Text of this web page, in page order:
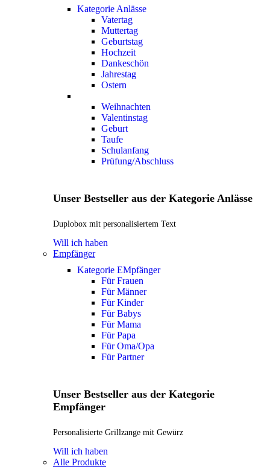
Kategorie Anlässe
Vatertag
Muttertag
Geburtstag
Hochzeit
Dankeschön
Jahrestag
Ostern
Weihnachten
Valentinstag
Geburt
Taufe
Schulanfang
Prüfung/Abschluss
Unser Bestseller aus der Kategorie Anlässe
Duplobox mit personalisiertem Text
Will ich haben
Empfänger
Kategorie EMpfänger
Für Frauen
Für Männer
Für Kinder
Für Babys
Für Mama
Für Papa
Für Oma/Opa
Für Partner
Unser Bestseller aus der Kategorie
Empfänger
Personalisierte Grillzange mit Gewürz
Will ich haben
Alle Produkte